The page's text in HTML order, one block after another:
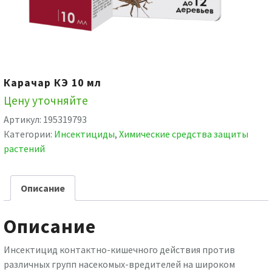
Карачар КЭ 10 мл
Цену уточняйте
Артикул: 195319793
Категории: Инсектициды, Химические средства защиты
растений
Описание
Описание
Инсектицид контактно-кишечного действия против
различных групп насекомых-вредителей на широком